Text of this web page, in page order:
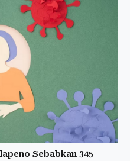
Sebabkan 345